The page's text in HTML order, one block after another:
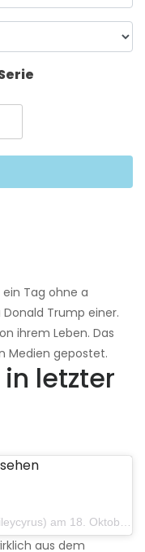
Tag ohne a
Trump einer.
ihrem Leben. Das
Medien gepostet.
letzter
am 18. Oktober 2019 um 19:03 Uhr PDT
aus dem